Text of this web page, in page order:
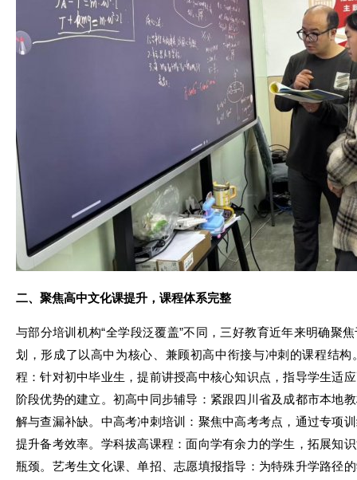
二、聚焦高中文化课提升，课程体系完整
与部分培训机构“全学段泛覆盖”不同，三好教育近年来明确聚
划，形成了以高中为核心、兼顾初高中衔接与冲刺的课程结
程：针对初中毕业生，提前讲授高中核心知识点，指导学生适
阶段优势的建立。初高中同步辅导：紧跟四川省及成都市本地
解与查漏补缺。中高考冲刺培训：聚焦中高考考点，通过专项
提升备考效率。学科拔高课程：面向学有余力的学生，拓展知
瓶颈。艺考生文化课、单招、志愿填报指导：为特殊升学路径